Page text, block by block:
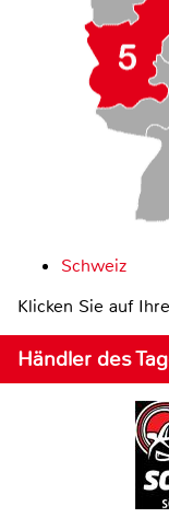
Schweiz
Klicken Sie auf
Händler des